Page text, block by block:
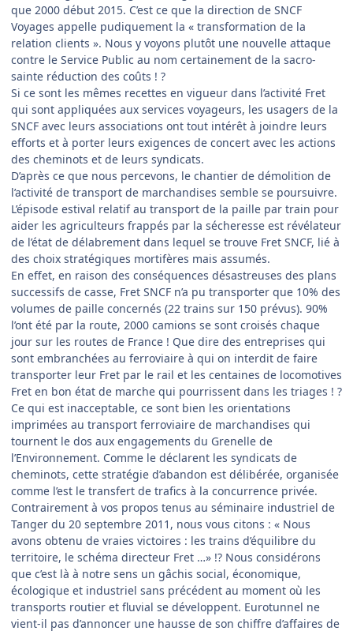
que 2000 début 2015. C’est ce que la direction de SNCF
Voyages appelle pudiquement la « transformation de la
relation clients ». Nous y voyons plutôt une nouvelle attaque
contre le Service Public au nom certainement de la sacro-
sainte réduction des coûts ! ?
Si ce sont les mêmes recettes en vigueur dans l’activité Fret
qui sont appliquées aux services voyageurs, les usagers de la
SNCF avec leurs associations ont tout intérêt à joindre leurs
efforts et à porter leurs exigences de concert avec les actions
des cheminots et de leurs syndicats.
D’après ce que nous percevons, le chantier de démolition de
l’activité de transport de marchandises semble se poursuivre.
L’épisode estival relatif au transport de la paille par train pour
aider les agriculteurs frappés par la sécheresse est révélateur
de l’état de délabrement dans lequel se trouve Fret SNCF, lié à
des choix stratégiques mortifères mais assumés.
En effet, en raison des conséquences désastreuses des plans
successifs de casse, Fret SNCF n’a pu transporter que 10% des
volumes de paille concernés (22 trains sur 150 prévus). 90%
l’ont été par la route, 2000 camions se sont croisés chaque
jour sur les routes de France ! Que dire des entreprises qui
sont embranchées au ferroviaire à qui on interdit de faire
transporter leur Fret par le rail et les centaines de locomotives
Fret en bon état de marche qui pourrissent dans les triages ! ?
Ce qui est inacceptable, ce sont bien les orientations
imprimées au transport ferroviaire de marchandises qui
tournent le dos aux engagements du Grenelle de
l’Environnement. Comme le déclarent les syndicats de
cheminots, cette stratégie d’abandon est délibérée, organisée
comme l’est le transfert de trafics à la concurrence privée.
Contrairement à vos propos tenus au séminaire industriel de
Tanger du 20 septembre 2011, nous vous citons : « Nous
avons obtenu de vraies victoires : les trains d’équilibre du
territoire, le schéma directeur Fret …» !? Nous considérons
que c’est là à notre sens un gâchis social, économique,
écologique et industriel sans précédent au moment où les
transports routier et fluvial se développent. Eurotunnel ne
vient-il pas d’annoncer une hausse de son chiffre d’affaires de